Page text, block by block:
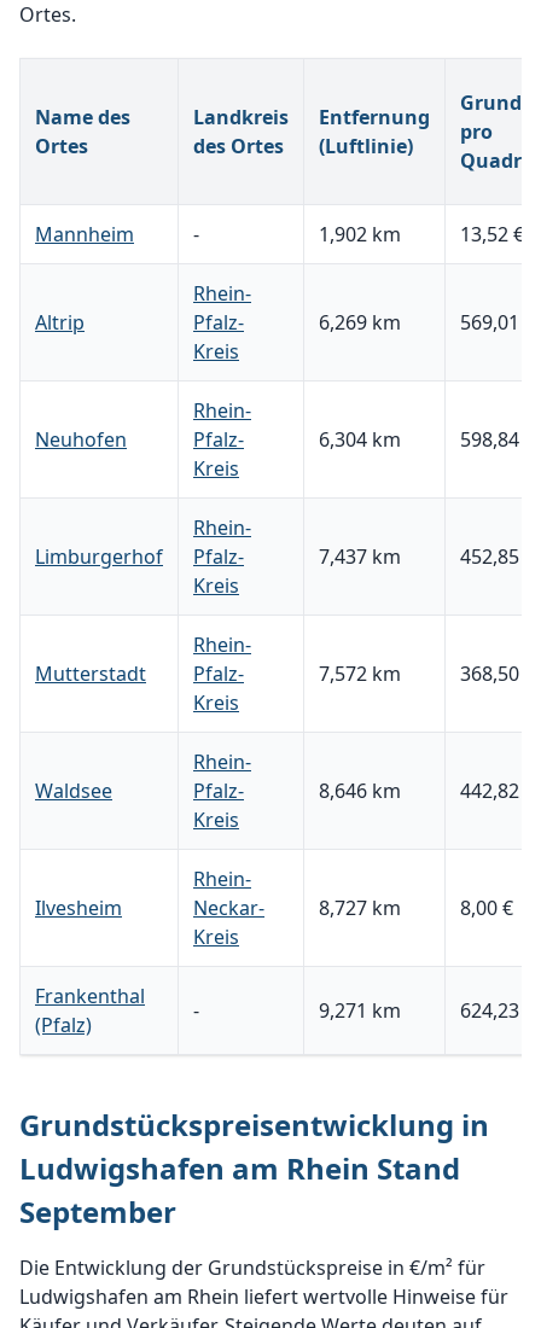
Ortes.
Name des
Ortes
Landkreis
des Ortes
Entfernung
(Luftlinie)
pro
Mannheim - 1,902 km 13,52 €
Altrip
Rhein-
Pfalz-
Kreis
6,269 km 569,01 €
Neuhofen
Rhein-
Pfalz-
Kreis
6,304 km 598,84 €
Limburgerhof
Rhein-
Pfalz-
Kreis
7,437 km 452,85 €
Mutterstadt
Rhein-
Pfalz-
Kreis
7,572 km 368,50 €
Waldsee
Rhein-
Pfalz-
Kreis
8,646 km 442,82 €
Ilvesheim
Rhein-
Neckar-
Kreis
8,727 km 8,00 €
Frankenthal
(Pfalz)
- 9,271 km 624,23 €
Grundstückspreisentwicklung in
Ludwigshafen am Rhein Stand
September
Die Entwicklung der Grundstückspreise in €/m² für
Ludwigshafen am Rhein liefert wertvolle Hinweise für